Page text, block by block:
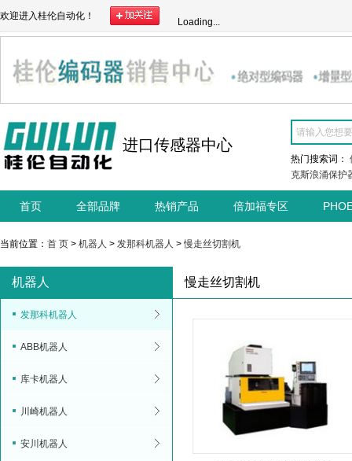
欢迎进入桂伦自动化！
Loading...
进口传感器中心
热门搜索词：
克斯浪涌保护
首页 全部品牌 热销产品 倍加福专区
当前位置： 首 页 > 机器人 > 发那科机器人 >慢走丝切割机
机器人
发那科机器人
ABB机器人
库卡机器人
川崎机器人
安川机器人
慢走丝切割机